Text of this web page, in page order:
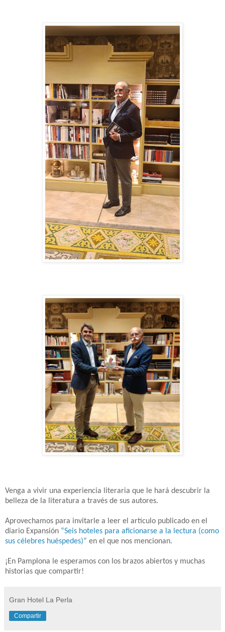
Venga a vivir una experiencia literaria que le hará descubrir la
belleza de la literatura a través de sus autores.
Aprovechamos para invitarle a leer el artículo publicado en el
diario Expansión “Seis hoteles para aficionarse a la lectura (como
sus célebres huéspedes)” en el que nos mencionan.
¡En Pamplona le esperamos con los brazos abiertos y muchas
historias que compartir!
Gran Hotel La Perla
Compartir